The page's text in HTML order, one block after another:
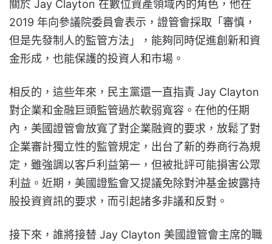
關於 Jay Clayton 在數位資產領域內的角色， 他在
2019 年向參議院委員會表示，證管會採取「審慎，
但是先發制人的監管方法」，能夠同時促進創新和資
金形成， 也能保護的投資人和市場。
相反的，這些年來，民主黨還一直指責 Jay Clayton
對企業和金融巨頭監管過於軟弱寬容。在他的任期
內，美國證管會放寬了對企業融資的要求，放鬆了對
企業審計獨立性的監管規定，出台了新的券商行為規
定，雖強調以客戶利益第一，但被批評可能損害公眾
利益。近期，美國證監會又提議免除對沖基金披露持
股投資資訊的要求，而引起諸多非議和反對。
接下來，誰將接替 Jay Clayton 美國證管會主席的職